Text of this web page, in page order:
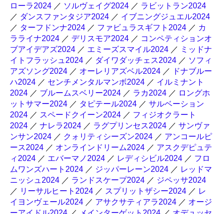
ローラ2024 ／ ソルヴェイグ2024 ／ ラビットラン2024
／ ダンスファンタジア2024 ／ イブニングジュエル2024
／ ターフドンナ2024 ／ ファビュラスギフト2024 ／ カ
ラライナ2024 ／ デリスモア2024 ／ コンペティションオ
ブアイデアズ2024 ／ エミーズスマイル2024 ／ ミッドナ
イトフラッシュ2024 ／ ダイワダッチェス2024 ／ ソフィ
アズソング2024 ／ オーレリアズベル2024 ／
ドナブルー
ハ2024 ／ センチメンタルマンボ2024 ／ イルミナント
2024 ／ ブルームスベリー2024 ／ ラカ2024 ／ ロングホ
ットサマー2024 ／ タピテール2024 ／ サルベーション
2024 ／ スペードクイーン2024 ／ フィジオクラート
2024 ／ ナレラ2024 ／ ラグプリンセス2024 ／ サンヴァ
ンサン2024 ／ クォリティシーズン2024 ／ アンコールピ
ース2024 ／ オンラインドリーム2024 ／ アスクデピュテ
ィ2024 ／ エバーマノ2024 ／ レディシビル2024 ／ フロ
ムワンズハート2024 ／ ジッパーレーン2024 ／ レッドマ
ニッシュ2024 ／ ランドスケープ2024 ／ ジペッサ2024
／ リーサルヒート2024 ／ スプリットザシー2024 ／ レ
イヨンヴェール2024 ／ アサクサティアラ2024 ／ オージ